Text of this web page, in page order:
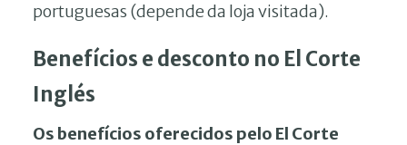
portuguesas (depende da loja visitada).
Benefícios e desconto no El Corte
Inglés
Os benefícios oferecidos pelo El Corte